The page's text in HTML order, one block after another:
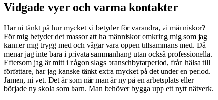
Vidgade vyer och varma kontakter
Har ni tänkt på hur mycket vi betyder för varandra, vi människor?
För mig betyder det massor att ha människor omkring mig som jag
känner mig trygg med och vågar vara öppen tillsammans med. Då
menar jag inte bara i privata sammanhang utan också professionella.
Eftersom jag är mitt i någon slags branschbytarperiod, från hälsa till
författare, har jag kanske tänkt extra mycket på det under en period.
Jamen, ni vet. Det är som när man är ny på en arbetsplats eller
började ny skola som barn. Man behöver bygga upp ett nytt nätverk.